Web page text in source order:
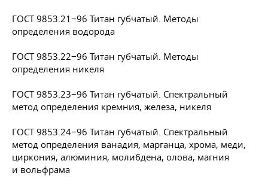
ГОСТ 9853.21−96 Титан губчатый. Методы
определения водорода
ГОСТ 9853.22−96 Титан губчатый. Методы
определения никеля
ГОСТ 9853.23−96 Титан губчатый. Спектральный
метод определения кремния, железа, никеля
ГОСТ 9853.24−96 Титан губчатый. Спектральный
метод определения ванадия, марганца, хрома, меди,
циркония, алюминия, молибдена, олова, магния
и вольфрама